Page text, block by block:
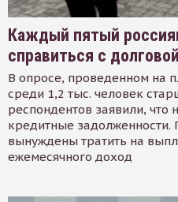
Каждый пятый
справиться с
В опросе, проведенном на
среди 1,2 тыс. человек
респондентов заявили, что
кредитные
вынуждены тратить на
ежемесячного доход